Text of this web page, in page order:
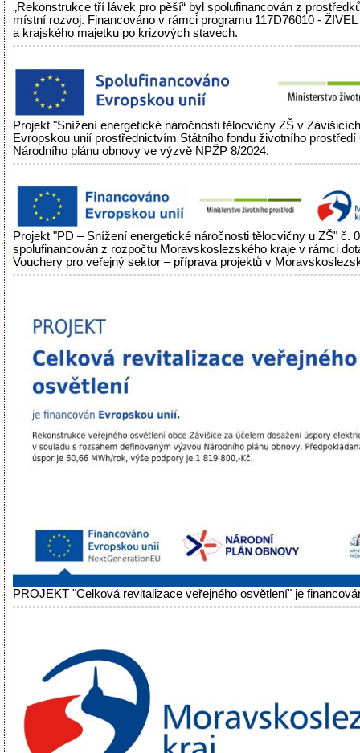
„Rekonstrukce tří lávek pro pěší“ byl spolufinancován z
místní rozvoj. Financováno v rámci programu 117D76010 -
a krajského majetku po krizových stavech.
Projekt "Snížení energetické náročnosti tělocvičny ZŠ v
Evropskou unií prostřednictvím Státního fondu životního
Národního plánu obnovy ve výzvě NPŽP 8/2024.
Projekt "PD – Snížení energetické náročnosti tělocvičny u ZŠ" č.
spolufinancován z rozpočtu Moravskoslezského kraje v rámci
Vouchery pro veřejný sektor – příprava projektů v
PROJEKT "Celková revitalizace veřejného osvětlení" je